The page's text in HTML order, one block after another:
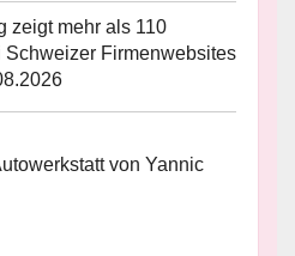
zeigt mehr als 110
Firmenwebsites
von Yannic